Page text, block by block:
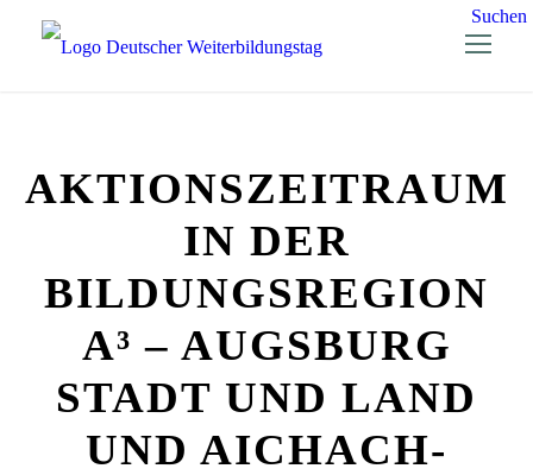
Suchen
AKTIONSZEITRAUM
IN DER
BILDUNGSREGION
A³ – AUGSBURG
STADT UND LAND
UND AICHACH-